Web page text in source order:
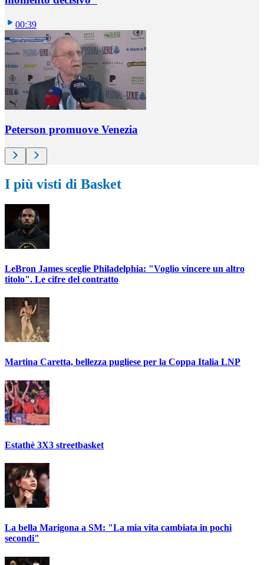
00:39
Peterson promuove Venezia
I più visti di Basket
LeBron James sceglie Philadelphia: "Voglio vincere un altro
titolo". Le cifre del contratto
Martina Caretta, bellezza pugliese per la Coppa Italia LNP
Estathè 3X3 streetbasket
La bella Marigona a SM: "La mia vita cambiata in pochi
secondi"